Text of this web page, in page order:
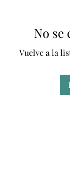
No se
Vuelve a la